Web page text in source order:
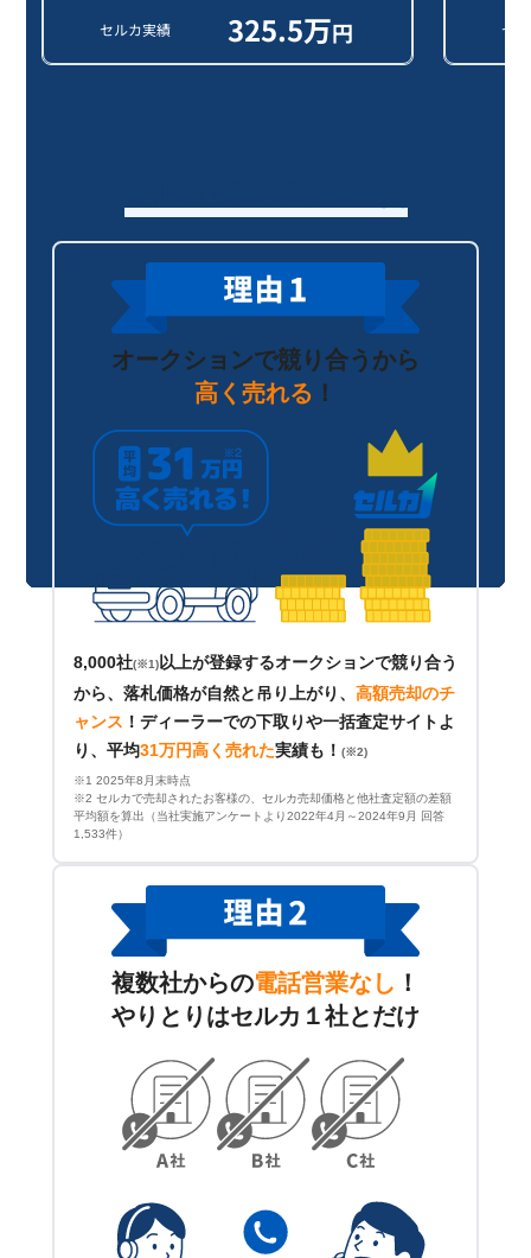
セルカ実績 325.5万円 セ
オークションで競り合うから
高く売れる ！
8,000社(※1) 以上が登録するオークションで競り合う
から、落札価格が自然と吊り上がり、 高額売却のチ
ャンス ！ ディーラーでの下取りや一括査定サイトよ
り、平均31万円高く売れた実績も！ (※2)
※1 2025年8月末時点
※2 セルカで売却されたお客様の、セルカ売却価格と他社査定額の差額
平均額を算出（当社実施アンケートより2022年4月～2024年9月 回答
1,533件）
複数社からの電話営業なし ！
やりとりはセルカ１社とだけ